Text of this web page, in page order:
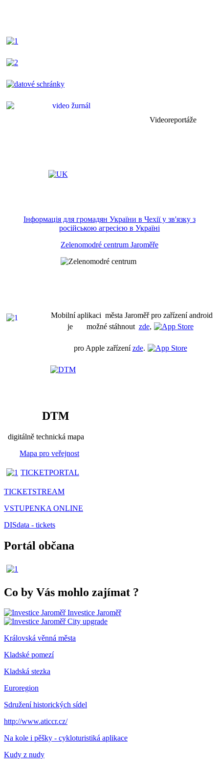
Videoreportáže
Інформація для громадян України в Чехії у зв'язку з
російською агресією в Україні
Zelenomodré centrum Jaroměře
Mobilní aplikaci města Jaroměř pro zařízení android
je možné stáhnout zde,
pro Apple zařízenízde.
DTM
digitálně technická mapa
Mapa pro veřejnost
TICKETPORTAL
TICKETSTREAM
VSTUPENKA ONLINE
DISdata - tickets
Portál občana
Co by Vás mohlo zajímat ?
Investice Jaroměř
City upgrade
Královská věnná města
Kladské pomezí
Kladská stezka
Euroregion
Sdružení historických sídel
http://www.aticcr.cz/
Na kole i pěšky - cykloturistiká aplikace
Kudy z nudy